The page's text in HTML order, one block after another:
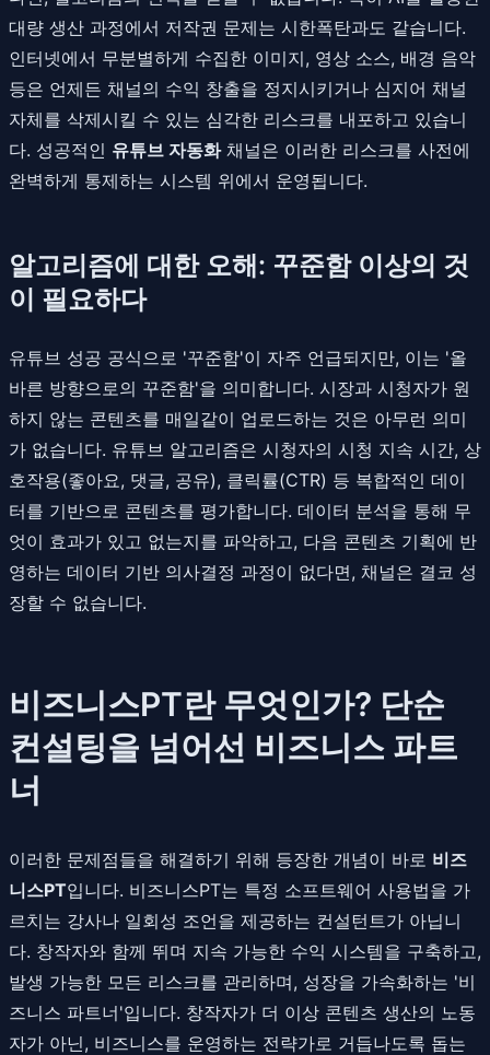
대량 생산 과정에서 저작권 문제는 시한폭탄과도 같습니다.
인터넷에서 무분별하게 수집한 이미지, 영상 소스, 배경 음악
등은 언제든 채널의 수익 창출을 정지시키거나 심지어 채널
자체를 삭제시킬 수 있는 심각한 리스크를 내포하고 있습니
다. 성공적인 유튜브 자동화채널은 이러한 리스크를 사전에
완벽하게 통제하는 시스템 위에서 운영됩니다.
알고리즘에 대한 오해: 꾸준함 이상의 것
이 필요하다
유튜브 성공 공식으로 '꾸준함'이 자주 언급되지만, 이는 '올
바른 방향으로의 꾸준함'을 의미합니다. 시장과 시청자가 원
하지 않는 콘텐츠를 매일같이 업로드하는 것은 아무런 의미
가 없습니다. 유튜브 알고리즘은 시청자의 시청 지속 시간, 상
호작용(좋아요, 댓글, 공유), 클릭률(CTR) 등 복합적인 데이
터를 기반으로 콘텐츠를 평가합니다. 데이터 분석을 통해 무
엇이 효과가 있고 없는지를 파악하고, 다음 콘텐츠 기획에 반
영하는 데이터 기반 의사결정 과정이 없다면, 채널은 결코 성
장할 수 없습니다.
비즈니스PT란 무엇인가? 단순
컨설팅을 넘어선 비즈니스 파트
너
이러한 문제점들을 해결하기 위해 등장한 개념이 바로 비즈
니스PT입니다. 비즈니스PT는 특정 소프트웨어 사용법을 가
르치는 강사나 일회성 조언을 제공하는 컨설턴트가 아닙니
다. 창작자와 함께 뛰며 지속 가능한 수익 시스템을 구축하고,
발생 가능한 모든 리스크를 관리하며, 성장을 가속화하는 '비
즈니스 파트너'입니다. 창작자가 더 이상 콘텐츠 생산의 노동
자가 아닌, 비즈니스를 운영하는 전략가로 거듭나도록 돕는